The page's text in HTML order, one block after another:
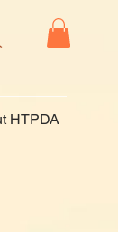
HTPDA